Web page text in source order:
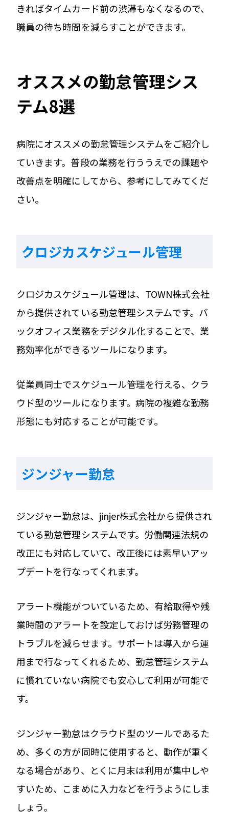
きればタイムカード前の渋滞もなくなるので、
職員の待ち時間を減らすことができます。
オススメの勤怠管理シス
テム8選
病院にオススメの勤怠管理システムをご紹介し
ていきます。普段の業務を行ううえでの課題や
改善点を明確にしてから、参考にしてみてくだ
さい。
クロジカスケジュール管理
クロジカスケジュール管理は、TOWN株式会社
から提供されている勤怠管理システムです。バ
ックオフィス業務をデジタル化することで、業
務効率化ができるツールになります。
従業員同士でスケジュール管理を行える、クラ
ウド型のツールになります。病院の複雑な勤務
形態にも対応することが可能です。
ジンジャー勤怠
ジンジャー勤怠は、jinjer株式会社から提供され
ている勤怠管理システムです。労働関連法規の
改正にも対応していて、改正後には素早いアッ
プデートを行なってくれます。
アラート機能がついているため、有給取得や残
業時間のアラートを設定しておけば労務管理の
トラブルを減らせます。サポートは導入から運
用まで行なってくれるため、勤怠管理システム
に慣れていない病院でも安心して利用が可能で
す。
ジンジャー勤怠はクラウド型のツールであるた
め、多くの方が同時に使用すると、動作が重く
なる場合があり、とくに月末は利用が集中しや
すいため、こまめに入力などを行うようにしま
しょう。